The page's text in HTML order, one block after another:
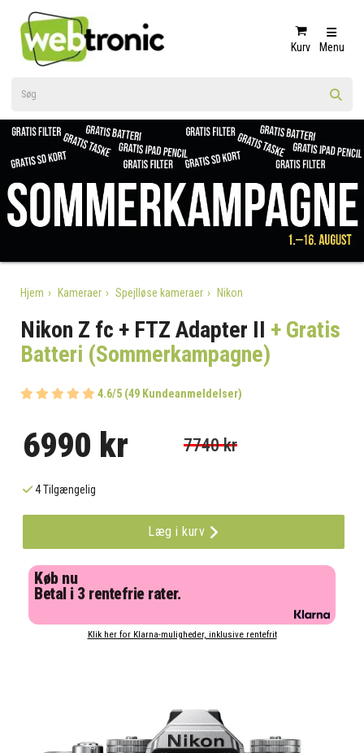
Kurv Menu
Hjem Kameraer Spejlløse kameraer Nikon
Nikon Z fc + FTZ Adapter II + Gratis
Batteri (Sommerkampagne)
4.6/5 (49 Kundeanmeldelser)
6990 kr 7740 kr
4 Tilgængelig
Læg i kurv
Køb nu
Betal i 3 rentefrie rater.
Klik her for Klarna-muligheder, inklusive rentefrit